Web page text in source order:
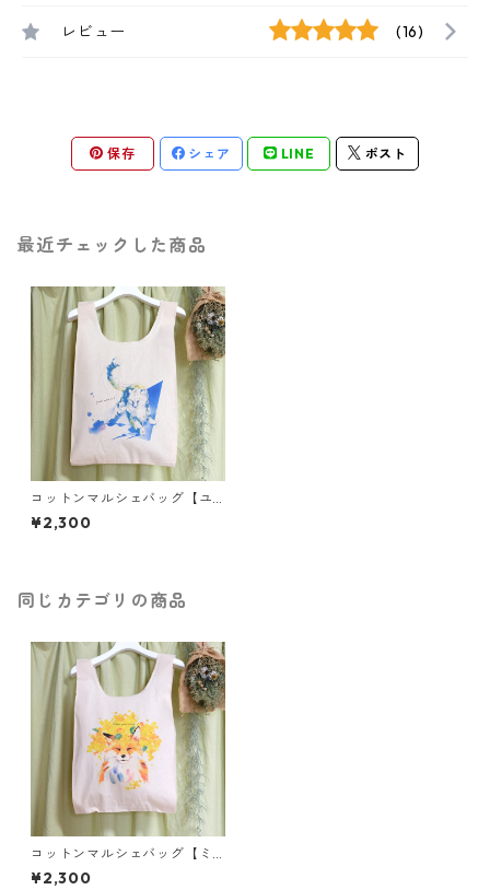
レビュー (16)
保存 シェア LINE ポスト
最近チェックした商品
コットンマルシェバッグ【ユ
キヒョウ】
¥2,300
同じカテゴリの商品
コットンマルシェバッグ【ミ
モザまみれのキツネ】
¥2,300